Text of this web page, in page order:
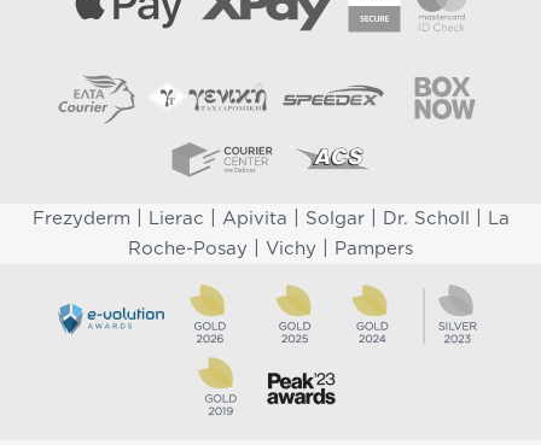
Frezyderm Lierac Apivita Solgar| Dr. Scholl
La
Roche-Posay
Vichy Pampers